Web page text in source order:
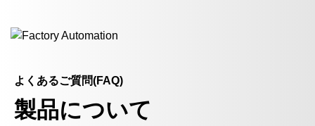
よくあるご質問(FAQ)
製品について